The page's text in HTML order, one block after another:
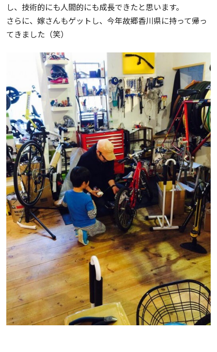
し、技術的にも人間的にも成長できたと思います。
さらに、嫁さんもゲットし、今年故郷香川県に持って帰っ
てきました（笑）